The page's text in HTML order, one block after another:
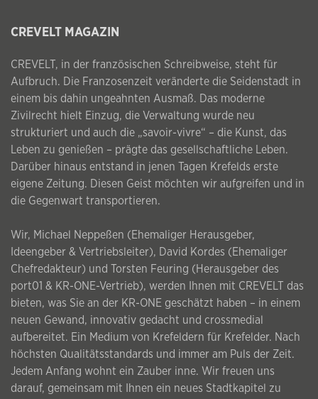
CREVELT MAGAZIN
CREVELT, in der französischen Schreibweise, steht für
Aufbruch. Die Franzosenzeit veränderte die Seidenstadt in
einem bis dahin ungeahnten Ausmaß. Das moderne
Zivilrecht hielt Einzug, die Verwaltung wurde neu
strukturiert und auch die „savoir-vivre“ – die Kunst, das
Leben zu genießen – prägte das gesellschaftliche Leben.
Darüber hinaus entstand in jenen Tagen Krefelds erste
eigene Zeitung. Diesen Geist möchten wir aufgreifen und in
die Gegenwart transportieren.
Wir, Michael Neppeßen (Ehemaliger Herausgeber,
Ideengeber & Vertriebsleiter), David Kordes (Ehemaliger
Chefredakteur) und Torsten Feuring (Herausgeber des
port01 & KR-ONE-Vertrieb), werden Ihnen mit CREVELT das
bieten, was Sie an der KR-ONE geschätzt haben – in einem
neuen Gewand, innovativ gedacht und crossmedial
aufbereitet. Ein Medium von Krefeldern für Krefelder. Nach
höchsten Qualitätsstandards und immer am Puls der Zeit.
Jedem Anfang wohnt ein Zauber inne. Wir freuen uns
darauf, gemeinsam mit Ihnen ein neues Stadtkapitel zu